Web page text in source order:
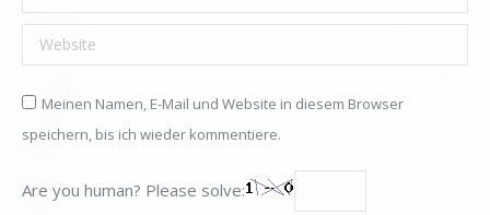
Website
Meinen Namen, E-Mail und Website in diesem Browser
speichern, bis ich wieder kommentiere.
Are you human? Please solve: